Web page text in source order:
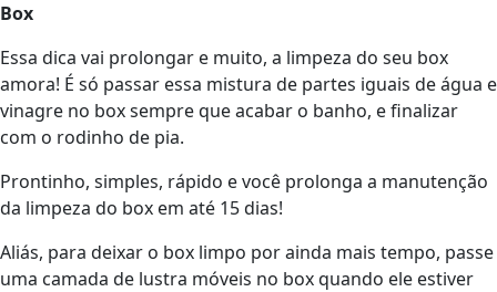
Box
Essa dica vai prolongar e muito, a limpeza do seu box
amora! É só passar essa mistura de partes iguais de água e
vinagre no box sempre que acabar o banho, e finalizar
com o rodinho de pia.
Prontinho, simples, rápido e você prolonga a manutenção
da limpeza do box em até 15 dias!
Aliás, para deixar o box limpo por ainda mais tempo, passe
uma camada de lustra móveis no box quando ele estiver